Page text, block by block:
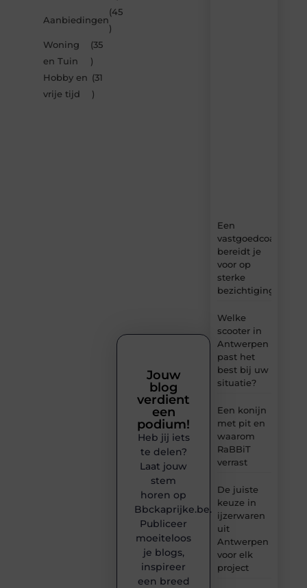
Aanbiedingen
(45
)
Woning
en Tuin
(35
)
Hobby en
vrije tijd
(31
)
Een
vastgoedcoach
bereidt je
voor op
sterke
bezichtigingen
Welke
scooter in
Antwerpen
past het
best bij uw
situatie?
Een konijn
met pit en
waarom
RaBBiT
verrast
De juiste
keuze in
ijzerwaren
uit
Antwerpen
voor elk
project
Jouw
blog
verdient
een
podium!
Heb jij iets
te delen?
Laat jouw
stem
horen op
Bbckaprijke.be.
Publiceer
moeiteloos
je blogs,
inspireer
een breed